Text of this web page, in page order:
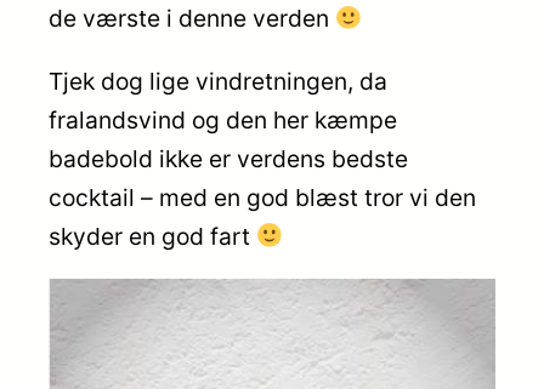
de værste i denne verden
Tjek dog lige vindretningen, da
fralandsvind og den her kæmpe
badebold ikke er verdens bedste
cocktail – med en god blæst tror vi den
skyder en god fart